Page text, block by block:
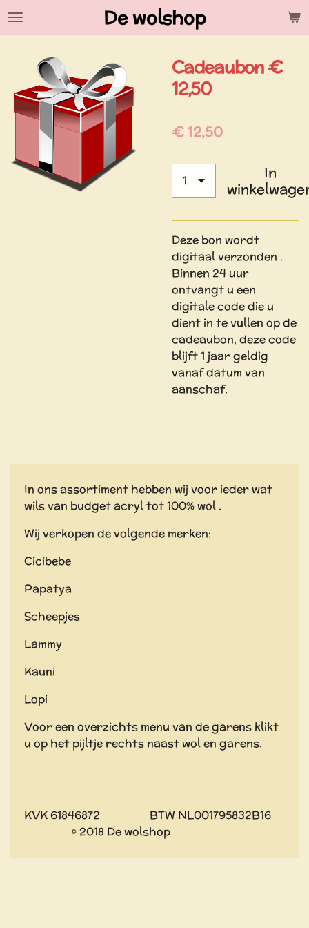
Ga
hoofdinhoud
De wolshop
Cadeaubon €
12,50
€ 12,50
In
Deze bon wordt
digitaal verzonden .
Binnen 24 uur
ontvangt u een
digitale code die u
dient in te vullen op de
cadeaubon, deze code
blijft 1 jaar geldig
vanaf datum van
aanschaf.
In ons assortiment hebben wij voor ieder wat
wils van budget acryl tot 100% wol .
Wij verkopen de volgende merken:
Cicibebe
Papatya
Scheepjes
Lammy
Kauni
Lopi
Voor een overzichts menu van de garens klikt
u op het pijltje rechts naast wol en garens.
KVK 61846872 BTW NL001795832B16
© 2018 De wolshop